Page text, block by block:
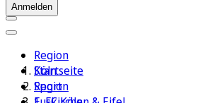
Anmelden
Region
Köln
Sport
Startseite
Region